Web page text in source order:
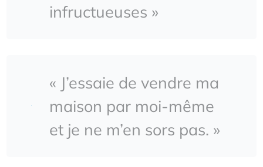
infructueuses »
« J’essaie de vendre ma
maison par moi-même
et je ne m’en sors pas. »